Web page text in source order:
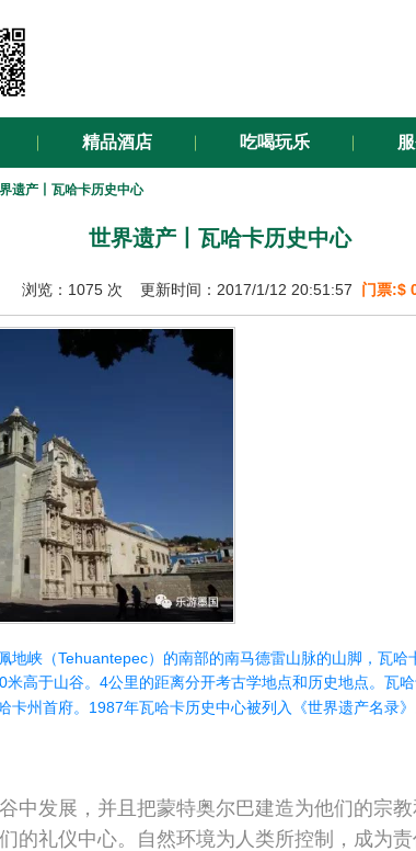
精品酒店 吃喝玩乐
遗产丨瓦哈卡历史中心
世界遗产丨瓦哈卡历史中心
浏览： 1075 次 更新时间：2017/1/12 20:51:57 门票:$
地峡（Tehuantepec）的南部的南马德雷山脉的山脚，瓦
高于山谷。4公里的距离分开考古学地点和历史地点。瓦
卡州首府。 1987年瓦哈卡历史中心被列入《世界遗产名录》
中发展，并且把蒙特奥尔巴建造为他们的宗
的礼仪中心。自然环境为人类所控制，成为责